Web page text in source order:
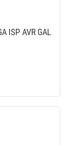
ISP AVR GAL